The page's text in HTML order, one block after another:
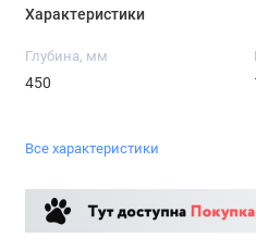
Характеристики
Глубина, мм
450
Все характеристики